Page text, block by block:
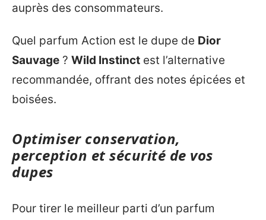
auprès des consommateurs.
Quel parfum Action est le dupe de Dior
Sauvage ? Wild Instinct est l’alternative
recommandée, offrant des notes épicées et
boisées.
Optimiser conservation,
perception et sécurité de vos
dupes
Pour tirer le meilleur parti d’un parfum